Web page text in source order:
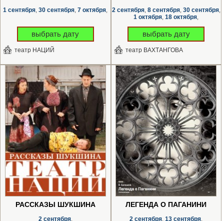
1 сентября 30 сентября 7 октября
выбрать дату
театр НАЦИЙ
2 сентября, 8 сентября, 30 сентября,
1 октября 18 октября
выбрать дату
театр ВАХТАНГОВА
РАССКАЗЫ ШУКШИНА
2 сентября,
ЛЕГЕНДА О ПАГАНИНИ
2 сентября 13 сентября